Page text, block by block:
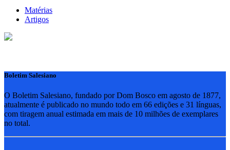
Matérias
Artigos
Boletim Salesiano
O Boletim Salesiano, fundado por Dom Bosco em agosto de 1877,
atualmente é publicado no mundo todo em 66 edições e 31 línguas,
com tiragem anual estimada em mais de 10 milhões de exemplares
no total.